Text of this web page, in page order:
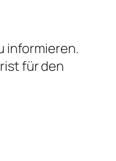
informieren.
für den